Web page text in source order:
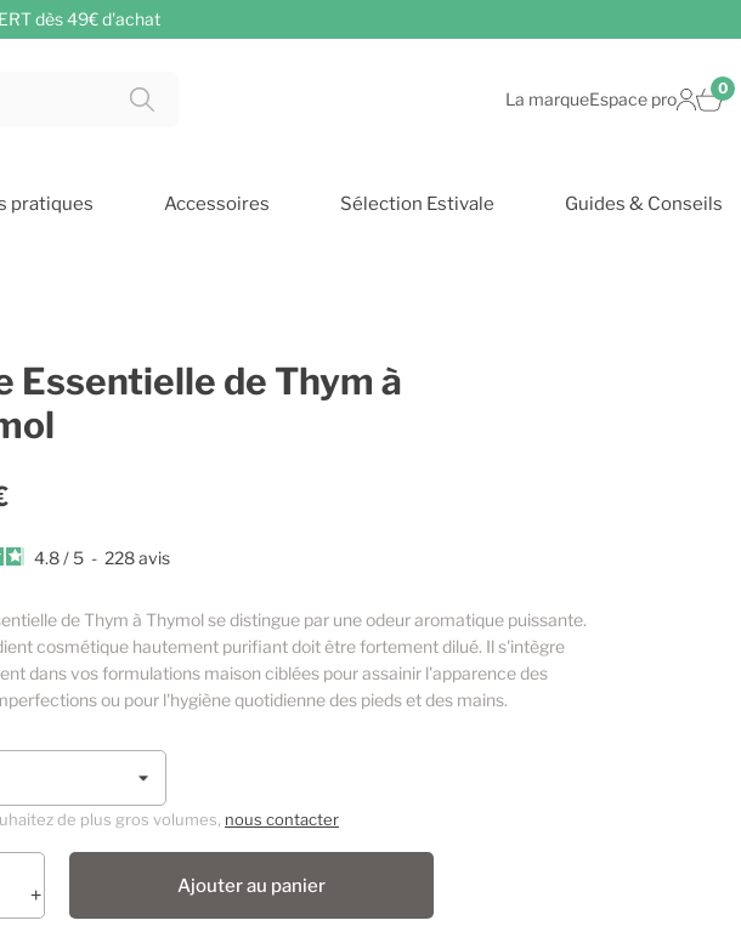
dès 49€ d'achat
La marqueEspace pro
0
pratiques Accessoires Sélection Estivale Guides & Conseils
Essentielle de Thym à
4.8/ 5 - 228avis
de Thym à Thymol se distingue par une odeur aromatique puissante.
cosmétique hautement purifiant doit être fortement dilué. Il s'intègre
dans vos formulations maison ciblées pour assainir l'apparence des
ou pour l'hygiène quotidienne des pieds et des mains.
de plus gros volumes, nous contacter
Ajouter au panier